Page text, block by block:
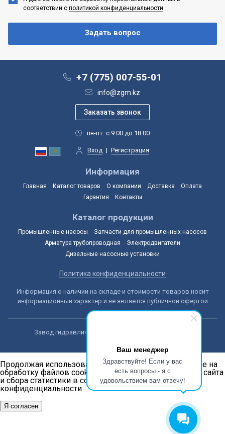
Ваш менеджер
Здравствуйте! Если у вас
есть вопросы - я с
удовольствием вам отвечу!
соответствии с политикой конфиденциальности
+7 (775) 007-55-01
info@zgm.kz
пн-пт: с 9:00 до 18:00
Вход | Регистрация
Информация
Главная Каталог товаров О компании Доставка
Оплата
Гарантия
Контакты
Каталог продукции
Промышленные насосы
Запчасти для промышленных насосов
Арматура трубопроводная
Электродвигатели
Дизельные насосные установки
Политика конфиденциальности
Информация о наличии на складе и стоимости товаров носит
информационный характер и не является публичной офертой
Завод гидравлических машин © 2014-2026, Астана
Продолжая использовать наш сайт, вы даёте согласие на
обработку файлов cookie в целях функционирования сайта
и сбора статистики в соответствии сполитикой
конфиденциальности
Я согласен